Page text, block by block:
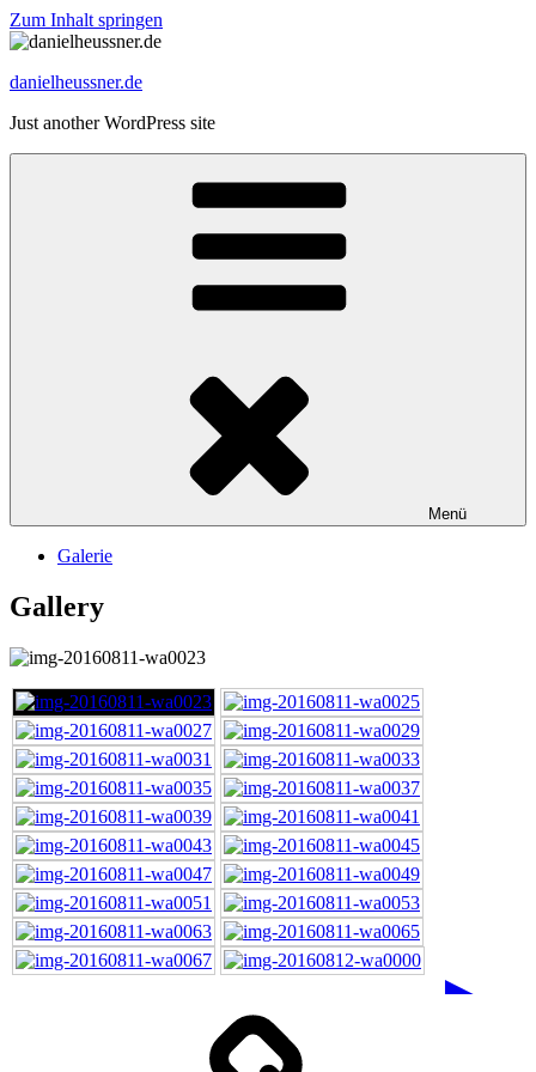
Zum Inhalt springen
danielheussner.de
Just another WordPress site
Menü
Galerie
Gallery
►